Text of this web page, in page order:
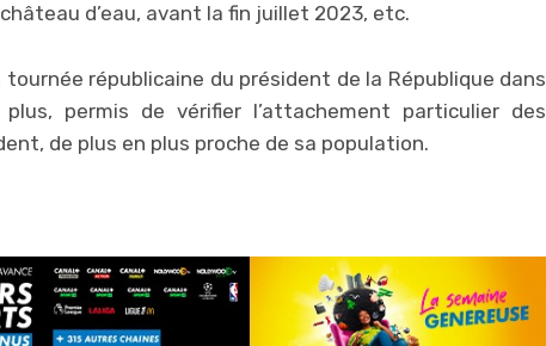
d’eau, avant la fin juillet 2023, etc.
républicaine du président de la République dans
permis de vérifier l’attachement particulier des
de plus en plus proche de sa population.